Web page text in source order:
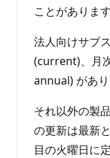
ことがあります
法人向けサブ
(current)、月
annual) があり
それ以外の製
の更新は最新
目の火曜日に